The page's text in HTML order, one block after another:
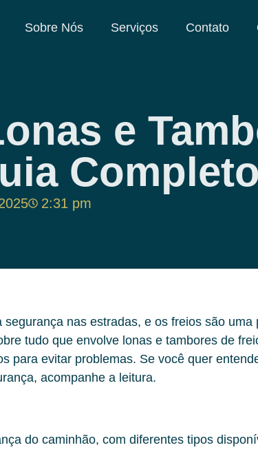
Sobre Nós Serviços Contato
e
2:31 pm
nas estradas, e os freios são uma
tudo que envolve lonas e tambores de
para evitar problemas. Se você quer
acompanhe a leitura.
do caminhão, com diferentes tipos